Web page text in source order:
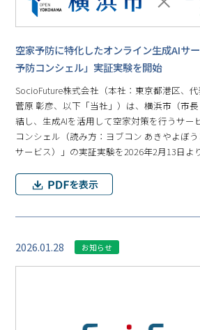
空家予防に特化したオンライン生成AIサ
予防コンシェル」実証実験を開始
SocioFuture株式会社（本社：東京都港区、
菅原 彰彦、以下「当社」）は、横浜市（市
結し、生成AIを活用して空家対策を行うサー
コンシェル（読み方：ヨブコン あきやよぼ
サービス）」の実証実験を2026年2月13日よ
2026.01.28 お知らせ